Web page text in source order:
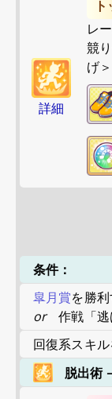
詳細
レ
競
げ＞
条件：
皐月賞を勝
or
作戦「
回復系スキ
脱出術